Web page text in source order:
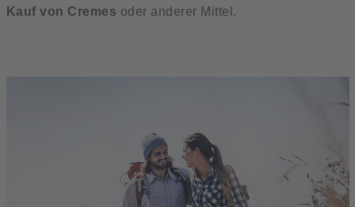
Kauf von Cremes oder anderer Mittel.